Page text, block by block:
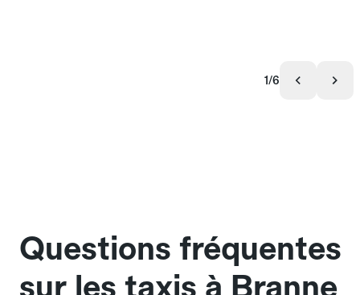
1/6
Questions fréquentes
sur les taxis à Branne